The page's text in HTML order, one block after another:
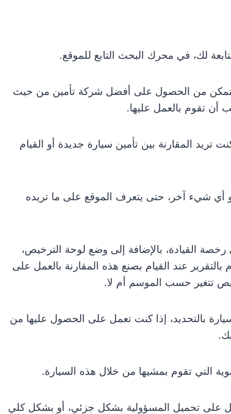
لك، في محرك البحث التابع للموقع.
من الحصول على أفضل شركة تأمين من حيث
أن تقوم بالعمل عليها.
تريد المقارنة بين تأمين سيارة جديدة أو القيام
أو أي شيء آخر، حتى يتعرف الموقع على ما تريده
القيادة، بالإضافة إلى وضع لوحة الترخيص،
بالتقرير عند القيام بصنع هذه المقارنة بالعمل على
تتغير حسب الموسم أم لا.
بالتحديد، إذا كنت تعمل على الحصول عليها من
التي تقوم بمشيها من خلال هذه السيارة.
على تحميل المسؤولية بشكل جزئي، أو بشكل كلي